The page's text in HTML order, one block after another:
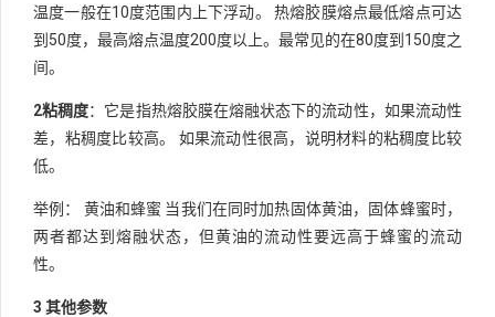
温度一般在10度范围内上下浮动。 热熔胶膜熔点最低熔点可达
到50度，最高熔点温度200度以上。最常见的在80度到150度之
间。
2粘稠度：它是指热熔胶膜在熔融状态下的流动性，如果流动性
差，粘稠度比较高。 如果流动性很高，说明材料的粘稠度比较
低。
举例： 黄油和蜂蜜 当我们在同时加热固体黄油，固体蜂蜜时，
两者都达到熔融状态，但黄油的流动性要远高于蜂蜜的流动
性。
3 其他参数